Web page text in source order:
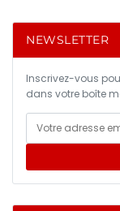
NEWSLETTER
Inscrivez-vous
dans votre boîte